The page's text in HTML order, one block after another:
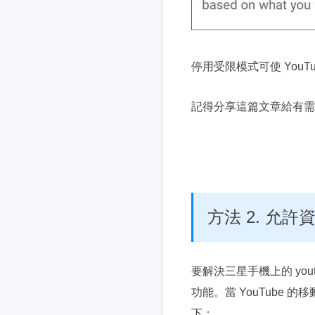
停用受限模式可使
記得分享這篇文章給有
方法 2. 允許
要解決三星手機上的
功能。當 YouTube 的移